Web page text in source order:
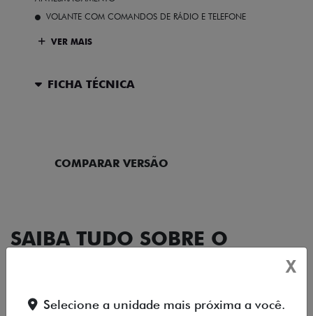
VOLANTE COM COMANDOS DE RÁDIO E TELEFONE
VER MAIS
FICHA TÉCNICA
COMPARAR VERSÃO
SAIBA TUDO SOBRE O
DESIGN TECNOLOGIA PERFORMANCE
X
Selecione a unidade mais próxima a você.